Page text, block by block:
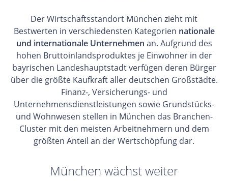
Der Wirtschaftsstandort München zieht mit
Bestwerten in verschiedensten Kategorien nationale
und internationale Unternehmen an. Aufgrund des
hohen Bruttoinlandsproduktes je Einwohner in der
bayrischen Landeshauptstadt verfügen deren Bürger
über die größte Kaufkraft aller deutschen Großstädte.
Finanz-, Versicherungs- und
Unternehmensdienstleistungen sowie Grundstücks-
und Wohnwesen stellen in München das Branchen-
Cluster mit den meisten Arbeitnehmern und dem
größten Anteil an der Wertschöpfung dar.
München wächst weiter